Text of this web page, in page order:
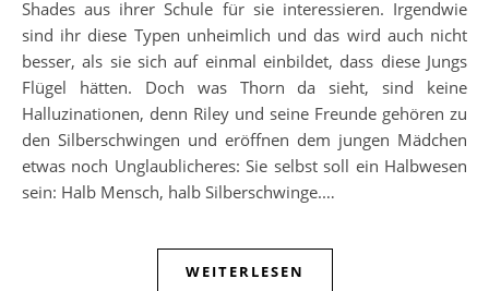
Shades aus ihrer Schule für sie interessieren. Irgendwie
sind ihr diese Typen unheimlich und das wird auch nicht
besser, als sie sich auf einmal einbildet, dass diese Jungs
Flügel hätten. Doch was Thorn da sieht, sind keine
Halluzinationen, denn Riley und seine Freunde gehören zu
den Silberschwingen und eröffnen dem jungen Mädchen
etwas noch Unglaublicheres: Sie selbst soll ein Halbwesen
sein: Halb Mensch, halb Silberschwinge.…
WEITERLESEN